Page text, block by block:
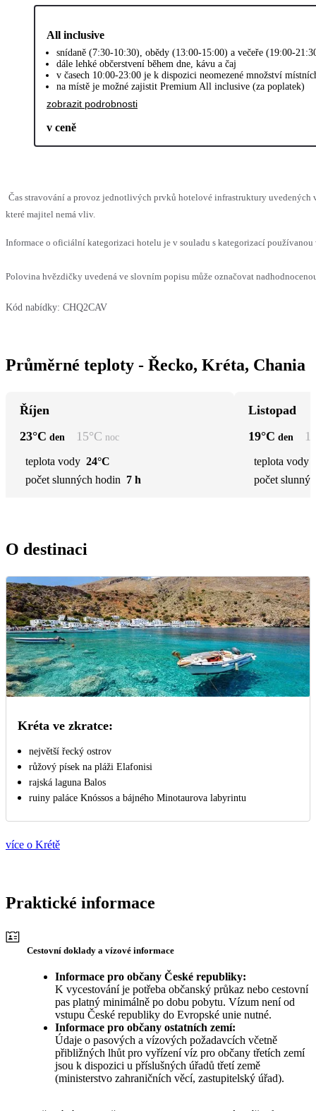
All inclusive
snídaně (7:30-10:30), obědy (13:00-15:00) a večeře (19:00-
dále lehké občerstvení během dne, kávu a čaj
v časech 10:00-23:00 je k dispozici neomezené množství
na místě je možné zajistit Premium All inclusive (za poplatek)
zobrazit podrobnosti
v ceně
Čas stravování a provoz jednotlivých prvků hotelové infrastruktury uvedených
které majitel nemá vliv.
Informace o oficiální kategorizaci hotelu je v souladu s kategorizací
Polovina hvězdičky uvedená ve slovním popisu může označovat
Kód nabídky: CHQ2CAV
Průměrné teploty - Řecko, Kréta, Chania
Říjen
23°C den 15°C noc
teplota vody 24°C
počet slunných hodin 7 h
Listopad
19°C den
teplota vody
počet
O destinaci
Kréta ve zkratce:
největší řecký ostrov
růžový písek na pláži Elafonisi
rajská laguna Balos
ruiny paláce Knóssos a bájného Minotaurova labyrintu
více o Krétě
Praktické informace
Cestovní doklady a vízové informace
Informace pro občany České republiky:
K vycestování je potřeba občanský průkaz nebo cestovní
pas platný minimálně po dobu pobytu. Vízum není od
vstupu České republiky do Evropské unie nutné.
Informace pro občany ostatních zemí:
Údaje o pasových a vízových požadavcích včetně
přibližných lhůt pro vyřízení víz pro občany třetích zemí
jsou k dispozici u příslušných úřadů třetí země
(ministerstvo zahraničních věcí, zastupitelský úřad).